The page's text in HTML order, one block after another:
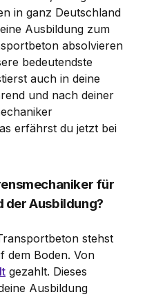
in ganz Deutschland
Ausbildung zum
absolvieren
bedeutendste
auch in deine
und nach deiner
erfährst du jetzt bei
für
Ausbildung?
stehst
dem Boden. Von
gezahlt. Dieses
Ausbildung